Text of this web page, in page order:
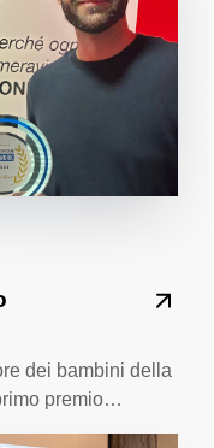
dei bambini della
premio…